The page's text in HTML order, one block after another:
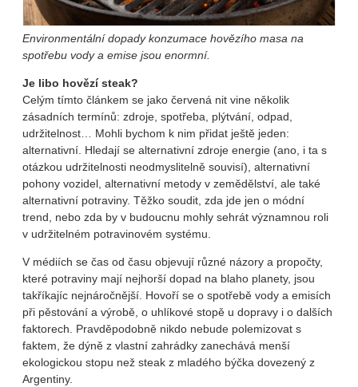
Environmentální dopady konzumace hovězího masa na
spotřebu vody a emise jsou enormní.
Je libo hovězí steak?
Celým tímto článkem se jako červená nit vine několik
zásadních termínů: zdroje, spotřeba, plýtvání, odpad,
udržitelnost… Mohli bychom k nim přidat ještě jeden:
alternativní. Hledají se alternativní zdroje energie (ano, i ta s
otázkou udržitelnosti neodmyslitelně souvisí), alternativní
pohony vozidel, alternativní metody v zemědělství, ale také
alternativní potraviny. Těžko soudit, zda jde jen o módní
trend, nebo zda by v budoucnu mohly sehrát významnou roli
v udržitelném potravinovém systému.
V médiích se čas od času objevují různé názory a propočty,
které potraviny mají nejhorší dopad na blaho planety, jsou
takříkajíc nejnáročnější. Hovoří se o spotřebě vody a emisích
při pěstování a výrobě, o uhlíkové stopě u dopravy i o dalších
faktorech. Pravděpodobně nikdo nebude polemizovat s
faktem, že dýně z vlastní zahrádky zanechává menší
ekologickou stopu než steak z mladého býčka dovezený z
Argentiny.